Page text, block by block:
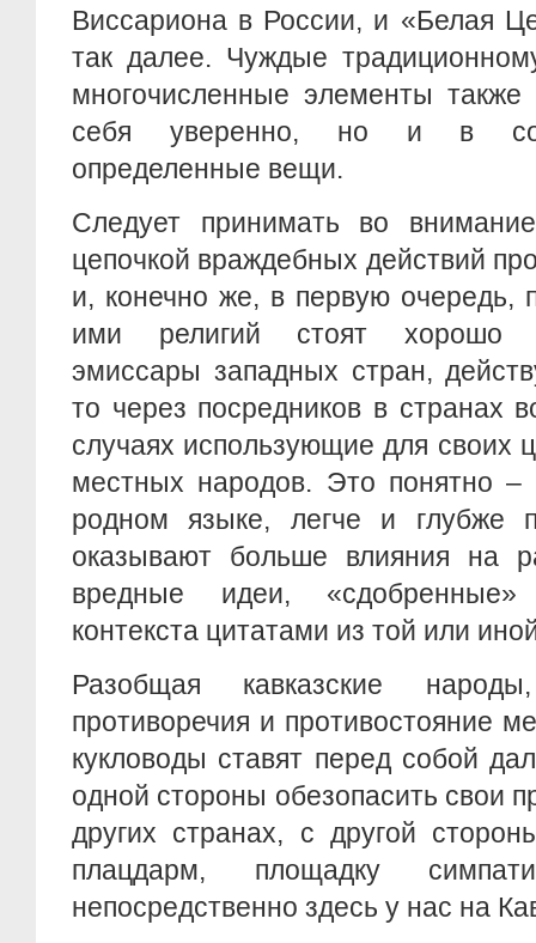
Виссариона в России, и «Белая
так далее. Чуждые
многочисленные элементы также
себя уверенно, но и в
определенные вещи.
Следует принимать во
цепочкой враждебных действий
и, конечно же, в первую очередь,
ими религий стоят хорошо
эмиссары западных стран,
то через посредников в странах
случаях использующие для своих
местных народов. Это понятно –
родном языке, легче и глубже
оказывают больше влияния на
вредные идеи,
контекста цитатами из той или
Разобщая кавказские
противоречия и противостояние
кукловоды ставят перед собой
одной стороны обезопасить свои
других странах, с другой
плацдарм, площадку
непосредственно здесь у нас на